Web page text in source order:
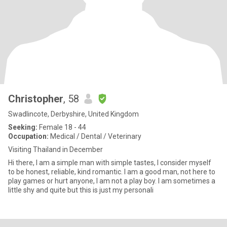
Christopher, 58
Swadlincote, Derbyshire, United Kingdom
Seeking: Female 18 - 44
Occupation: Medical / Dental / Veterinary
Visiting Thailand in December
Hi there, I am a simple man with simple tastes, I consider myself
to be honest, reliable, kind romantic. I am a good man, not here to
play games or hurt anyone, I am not a play boy. I am sometimes a
little shy and quite but this is just my personali